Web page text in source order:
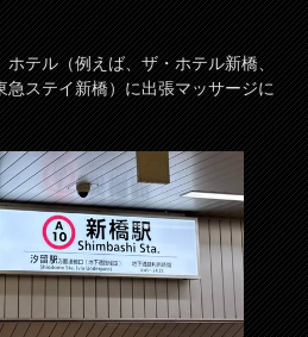
ホテル（例えば、ザ・ホテル新橋、
急ステイ新橋）に出張マッサージに